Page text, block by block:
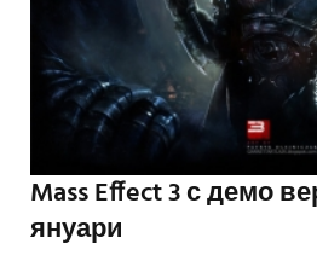
Mass Effect 3 с демо
януари